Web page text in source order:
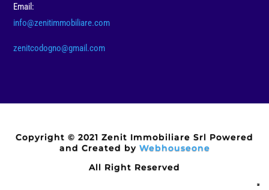
Email:
info@zenitimmobiliare.com
zenitcodogno@gmail.com
Copyright © 2021 Zenit Immobiliare Srl Powered
and Created by Webhouseone
All Right Reserved